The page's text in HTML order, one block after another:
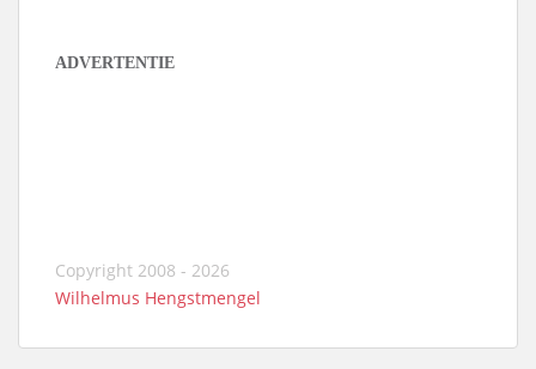
ADVERTENTIE
Copyright 2008 - 2026
Wilhelmus Hengstmengel